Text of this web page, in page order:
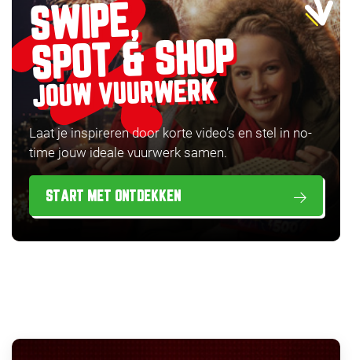
SWIPE,
SPOT & SHOP
JOUW VUURWERK
Laat je inspireren door korte video’s en stel in no-
time jouw ideale vuurwerk samen.
START MET ONTDEKKEN